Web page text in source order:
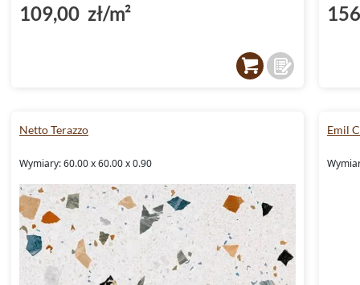
109,00 zł/m²
Netto Terazzo
Wymiary: 60.00 x 60.00 x 0.90
Emil